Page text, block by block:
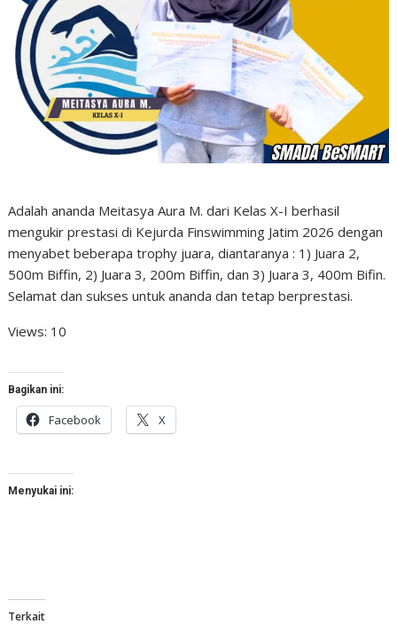
Adalah ananda Meitasya Aura M. dari Kelas X-I berhasil
mengukir prestasi di Kejurda Finswimming Jatim 2026 dengan
menyabet beberapa trophy juara, diantaranya : 1) Juara 2,
500m Biffin, 2) Juara 3, 200m Biffin, dan 3) Juara 3, 400m Bifin.
Selamat dan sukses untuk ananda dan tetap berprestasi.
Views: 10
Bagikan ini:
Facebook X
Menyukai ini:
Terkait